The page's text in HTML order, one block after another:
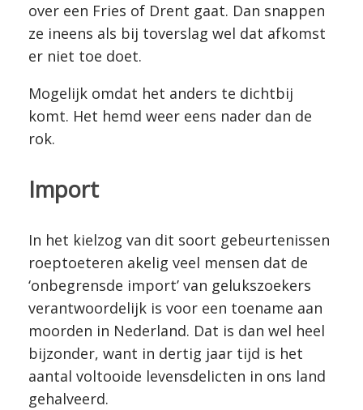
over een Fries of Drent gaat. Dan snappen
ze ineens als bij toverslag wel dat afkomst
er niet toe doet.
Mogelijk omdat het anders te dichtbij
komt. Het hemd weer eens nader dan de
rok.
Import
In het kielzog van dit soort gebeurtenissen
roeptoeteren akelig veel mensen dat de
‘onbegrensde import’ van gelukszoekers
verantwoordelijk is voor een toename aan
moorden in Nederland. Dat is dan wel heel
bijzonder, want in dertig jaar tijd is het
aantal voltooide levensdelicten in ons land
gehalveerd.